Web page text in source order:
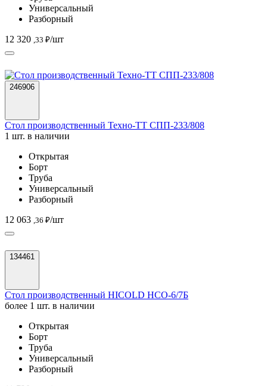
Универсальный
Разборный
12 320 ,33 ₽/шт
246906
Стол производственный Техно-ТТ СПП-233/808
1 шт. в наличии
Открытая
Борт
Труба
Универсальный
Разборный
12 063 ,36 ₽/шт
134461
Стол производственный HICOLD НСО-6/7Б
более 1 шт. в наличии
Открытая
Борт
Труба
Универсальный
Разборный